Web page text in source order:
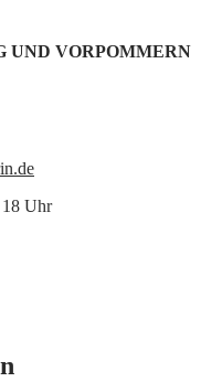
UND VORPOMMERN
Uhr